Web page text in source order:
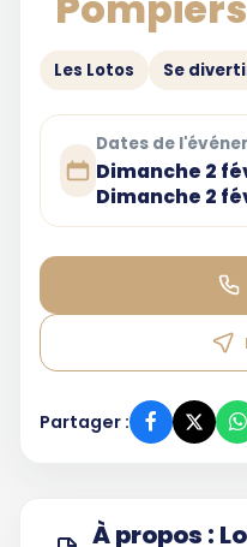
Les Lotos Se
Dates de
Dimanche 2
Dimanche 2
Partager :
À propos :